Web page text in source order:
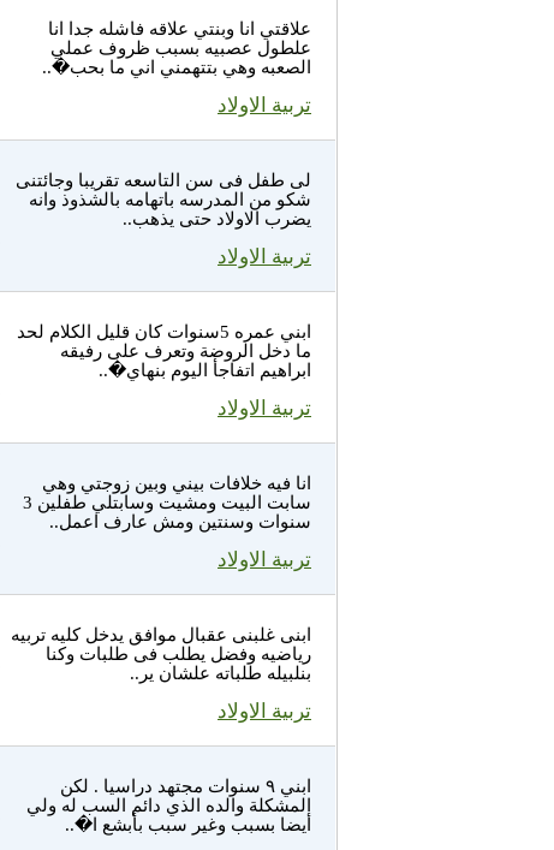
علاقتي انا وبنتي علاقه فاشله جدا انا
علطول عصبيه بسبب ظروف عملي
الصعبه وهي بتتهمني اني ما بحب�..
تربية الاولاد
لى طفل فى سن التاسعه تقريبا وجائتنى
شكو من المدرسه باتهامه بالشذوذ وانه
يضرب الاولاد حتى يذهب..
تربية الاولاد
ابني عمره 5سنوات كان قليل الكلام لحد
ما دخل الروضة وتعرف على رفيقه
ابراهيم اتفاجأ اليوم بنهاي�..
تربية الاولاد
انا فيه خلافات بيني وبين زوجتي وهي
سابت البيت ومشيت وسابتلي طفلين 3
سنوات وسنتين ومش عارف اعمل..
تربية الاولاد
ابنى غلبنى عقبال موافق يدخل كليه تربيه
رياضيه وفضل يطلب فى طلبات وكنا
بنلبيله طلباته علشان ير..
تربية الاولاد
ابني ٩ سنوات مجتهد دراسيا . لكن
المشكلة والده الذي دائم السب له ولي
أيضا بسبب وغير سبب بأبشع ا�..